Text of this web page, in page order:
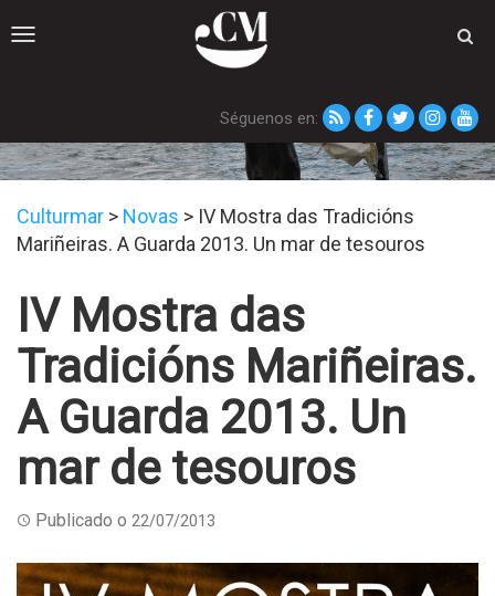
Toggle
Séguenos en:
Novas
Culturmar > Novas > IV Mostra das Tradicións
Mariñeiras. A Guarda 2013. Un mar de tesouros
IV Mostra das
Tradicións Mariñeiras.
A Guarda 2013. Un
mar de tesouros
Publicado o 22/07/2013